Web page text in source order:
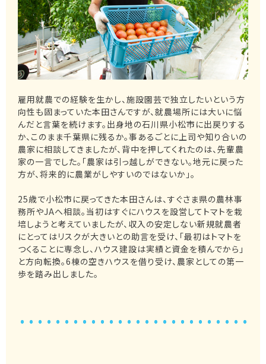
雇用就農での経験を生かし、施設園芸で独立したいという方
向性も固まっていた本田さんですが、就農場所には大いに悩
んだと言葉を続けます。出身地の石川県小松市に出戻りする
か、このまま千葉県に残るか。事あるごとに上司や知り合いの
農家に相談してきましたが、背中を押してくれたのは、先輩農
家の一言でした。「農家は引っ越しができない。地元に戻った
方が、将来的に農業がしやすいのではないか」。
25歳で小松市に戻ってきた本田さんは、すぐさま県の農林事
務所やJAへ相談。当初はすぐにハウスを設営してトマトを栽
培しようと考えていましたが、収入の安定しない新規就農者
にとってはリスクが大きいとの助言を受け、「最初はトマトを
つくることに専念し、ハウス建設は実績と資金を積んでから」
と方向転換。6棟の空きハウスを借り受け、農家としての第一
歩を踏み出しました。